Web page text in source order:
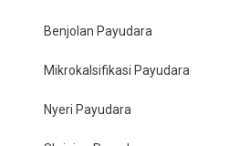
Benjolan Payudara
Mikrokalsifikasi Payudara
Nyeri Payudara